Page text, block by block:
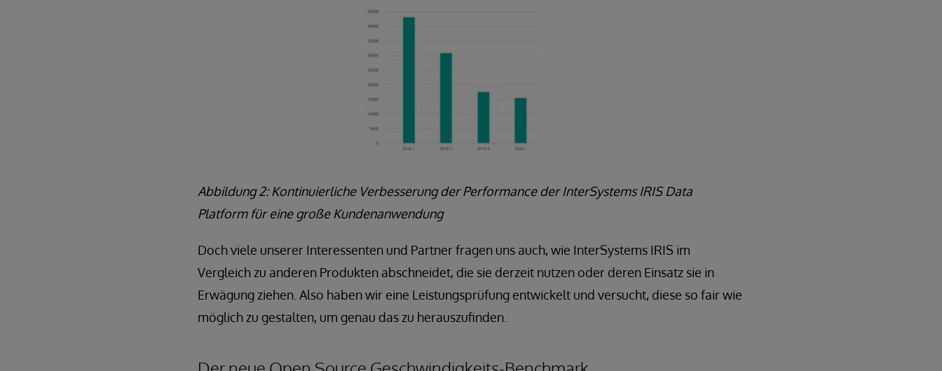
Abbildung 2: Kontinuierliche Verbesserung der Performance der InterSystems IRIS Data
Platform für eine große Kundenanwendung
Doch viele unserer Interessenten und Partner fragen uns auch, wie InterSystems IRIS im
Vergleich zu anderen Produkten abschneidet, die sie derzeit nutzen oder deren Einsatz sie in
Erwägung ziehen. Also haben wir eine Leistungsprüfung entwickelt und versucht, diese so fair wie
möglich zu gestalten, um genau das zu herauszufinden.